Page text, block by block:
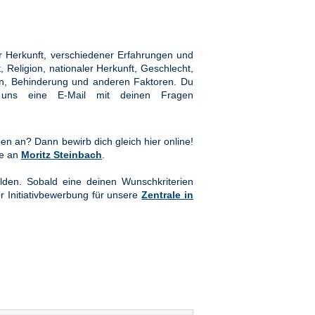
verschiedener Erfahrungen und
nationaler Herkunft, Geschlecht,
Behinderung und anderen Faktoren. Du
eine E-Mail mit deinen Fragen
an? Dann bewirb dich gleich hier online!
an Moritz Steinbach
Sobald eine deinen Wunschkriterien
Initiativbewerbung für unsereZentrale in